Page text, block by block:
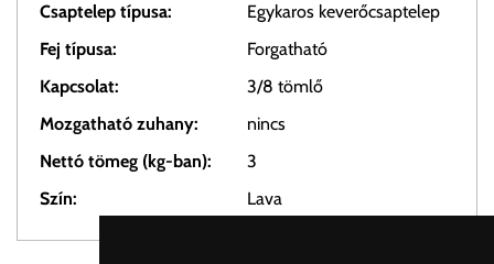
Csaptelep típusa:
Egykaros keverőcsaptelep
Fej típusa:
Forgatható
Kapcsolat:
3/8 tömlő
Mozgatható zuhany:
nincs
Nettó tömeg (kg-ban):
3
Szín:
Lava